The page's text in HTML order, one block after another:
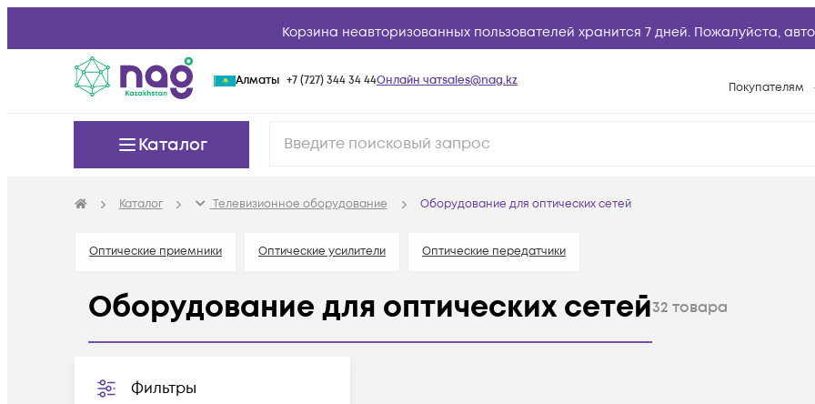
Корзина неавторизованных пользователей хранится 7 дней. Пожалуйста,
Алматы +7 (727) 344 34 44Онлайн чатsales@nag.kz Покупателям
Каталог
Каталог Телевизионное оборудование Оборудование для оптических сетей
Оптические приемники Оптические усилители Оптические передатчики
Оборудование для оптических сетей32 товара
Фильтры